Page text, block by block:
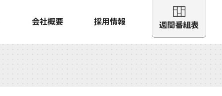
会社概要 採用情報 週間番組表